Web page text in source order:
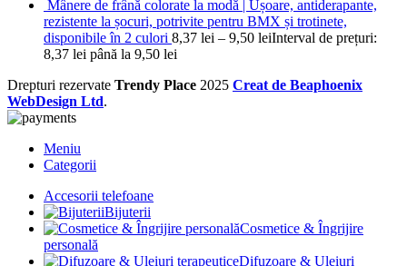
Mânere de frână colorate la modă | Ușoare, antiderapante,
rezistente la șocuri, potrivite pentru BMX și trotinete,
disponibile în 2 culori 8,37 lei – 9,50 leiInterval de prețuri:
8,37 lei până la 9,50 lei
Drepturi rezervate Trendy Place 2025 Creat de Beaphoenix
WebDesign Ltd.
Meniu
Categorii
Accesorii telefoane
Bijuterii
Cosmetice & Îngrijire
personală
Difuzoare & Uleiuri